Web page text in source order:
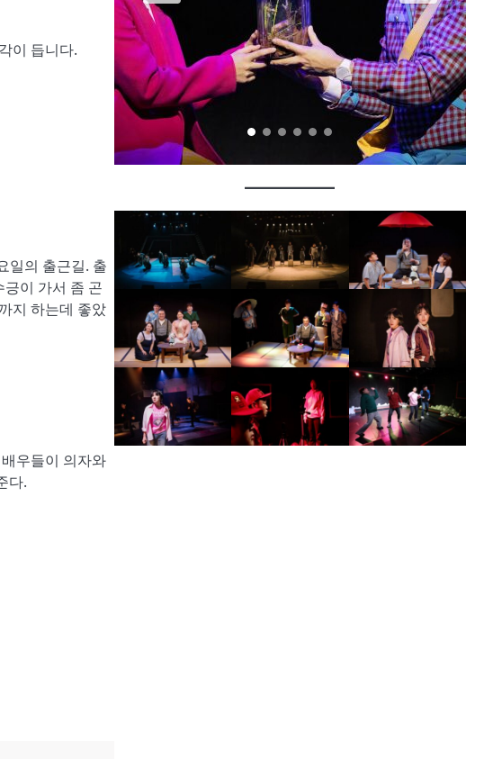
이 듭니다.
일의 출근길. 출
이 가서 좀 곤
지 하는데 좋았
우들이 의자와
다.